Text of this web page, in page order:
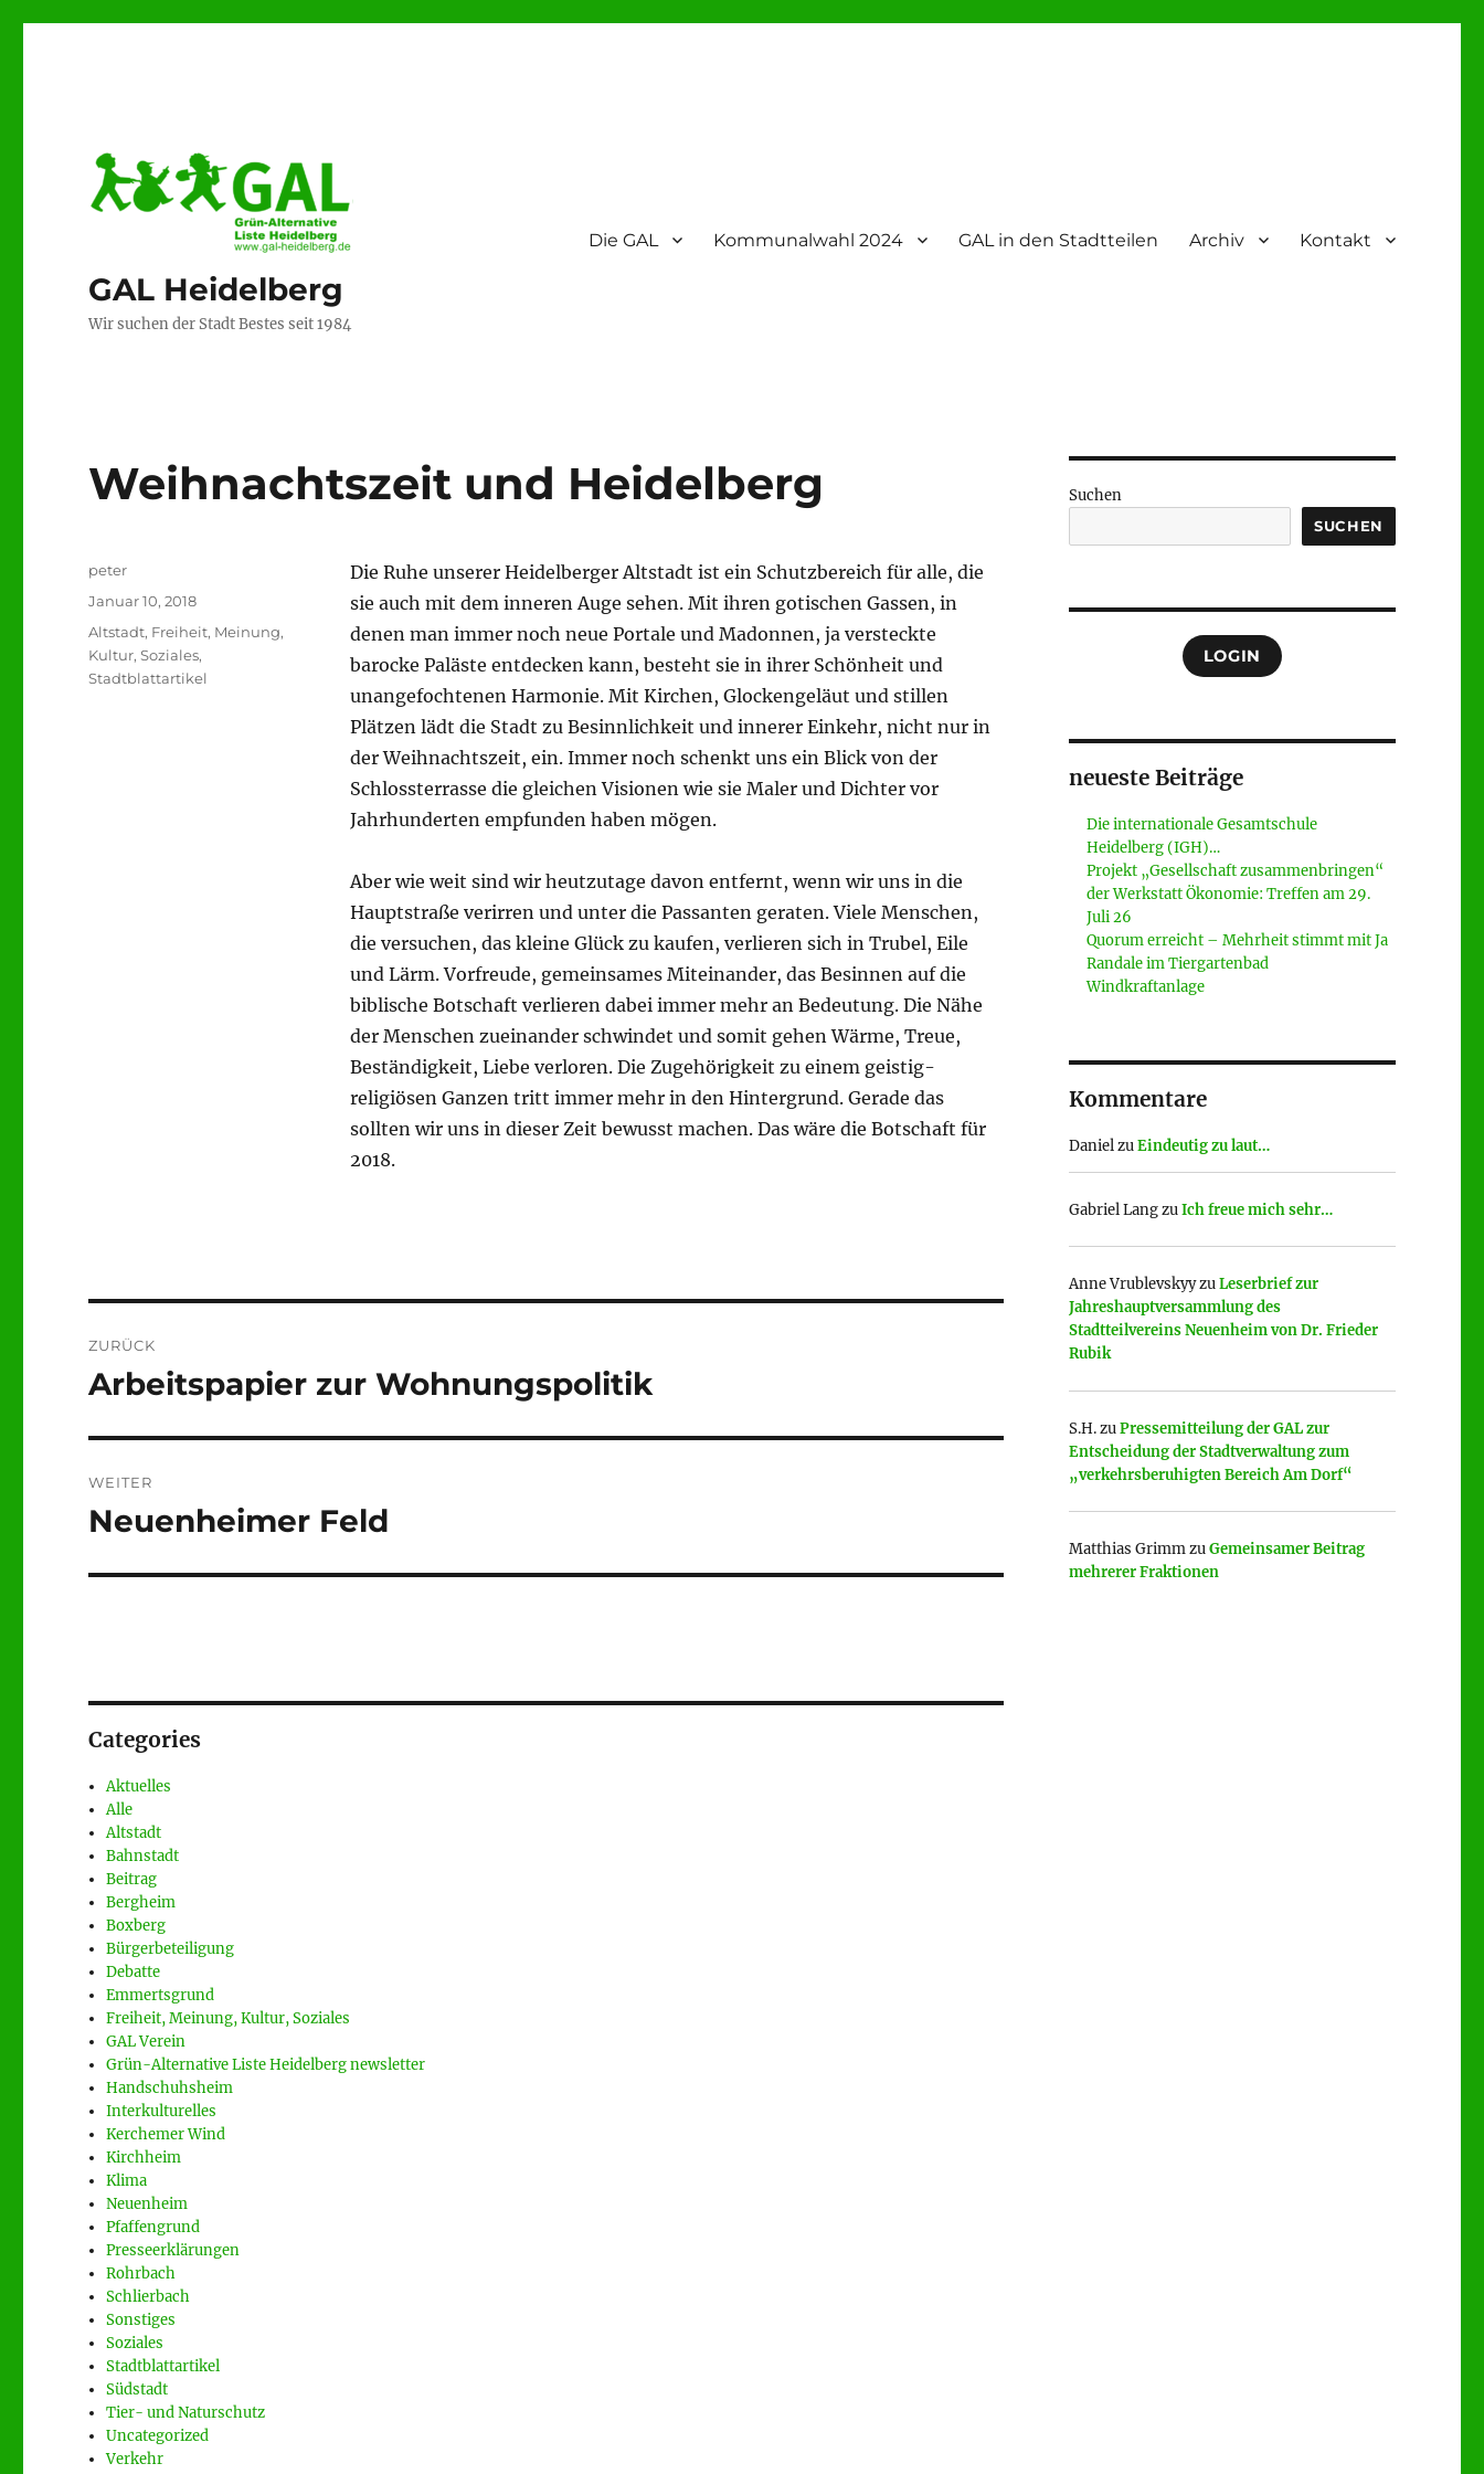
GAL Heidelberg
Wir suchen der Stadt Bestes seit 1984
Die GAL Kommunalwahl 2024 GAL in den Stadtteilen Archiv Kontakt
Weihnachtszeit und Heidelberg
Die Ruhe unserer Heidelberger Altstadt ist ein Schutzbereich für alle, die
sie auch mit dem inneren Auge sehen. Mit ihren gotischen Gassen, in
denen man immer noch neue Portale und Madonnen, ja versteckte
barocke Paläste entdecken kann, besteht sie in ihrer Schönheit und
unangefochtenen Harmonie. Mit Kirchen, Glockengeläut und stillen
Plätzen lädt die Stadt zu Besinnlichkeit und innerer Einkehr, nicht nur in
der Weihnachtszeit, ein. Immer noch schenkt uns ein Blick von der
Schlossterrasse die gleichen Visionen wie sie Maler und Dichter vor
Jahrhunderten empfunden haben mögen.
Aber wie weit sind wir heutzutage davon entfernt, wenn wir uns in die
Hauptstraße verirren und unter die Passanten geraten. Viele Menschen,
die versuchen, das kleine Glück zu kaufen, verlieren sich in Trubel, Eile
und Lärm. Vorfreude, gemeinsames Miteinander, das Besinnen auf die
biblische Botschaft verlieren dabei immer mehr an Bedeutung. Die Nähe
der Menschen zueinander schwindet und somit gehen Wärme, Treue,
Beständigkeit, Liebe verloren. Die Zugehörigkeit zu einem geistig-
religiösen Ganzen tritt immer mehr in den Hintergrund. Gerade das
sollten wir uns in dieser Zeit bewusst machen. Das wäre die Botschaft für
2018.
Autor
peter
Veröffentlicht
am
Januar 10, 2018
Kategorien
Altstadt, Freiheit, Meinung,
Kultur, Soziales,
Stadtblattartikel
ZURÜCK
Vorheriger
Arbeitspapier zur Wohnungspolitik
WEITER
Nächster
Neuenheimer Feld
Categories
Aktuelles
Alle
Altstadt
Bahnstadt
Beitrag
Bergheim
Boxberg
Bürgerbeteiligung
Debatte
Emmertsgrund
Freiheit, Meinung, Kultur, Soziales
GAL Verein
Grün-Alternative Liste Heidelberg newsletter
Handschuhsheim
Interkulturelles
Kerchemer Wind
Kirchheim
Klima
Neuenheim
Pfaffengrund
Presseerklärungen
Rohrbach
Schlierbach
Sonstiges
Soziales
Stadtblattartikel
Südstadt
Tier- und Naturschutz
Uncategorized
Verkehr
Suchen
SUCHEN
LOGIN
neueste Beiträge
Die internationale Gesamtschule
Heidelberg (IGH)…
Projekt „Gesellschaft zusammenbringen“
der Werkstatt Ökonomie: Treffen am 29.
Juli 26
Quorum erreicht – Mehrheit stimmt mit Ja
Randale im Tiergartenbad
Windkraftanlage
Kommentare
DanielzuEindeutig zu laut…
Gabriel LangzuIch freue mich sehr…
Anne VrublevskyyzuLeserbrief zur
Jahreshauptversammlung des
Stadtteilvereins Neuenheim von Dr. Frieder
Rubik
S.H.zuPressemitteilung der GAL zur
Entscheidung der Stadtverwaltung zum
„verkehrsberuhigten Bereich Am Dorf“
Matthias GrimmzuGemeinsamer Beitrag
mehrerer Fraktionen